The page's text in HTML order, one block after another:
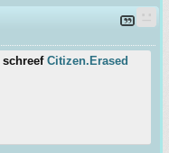
schreef Citizen.Erased